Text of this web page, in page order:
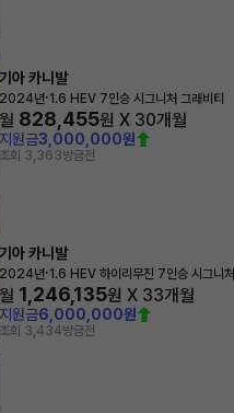
기아 카니발
2024년·1.6 HEV 7인승 시그니처 그래비티
월 828,455원 X 30개월
지원금3,000,000원
조회 3,363방금전
기아 카니발
2024년·1.6 HEV 하이리무진 7인승 시그니처
월 1,246,135원 X 33개월
지원금6,000,000원
조회 3,434방금전